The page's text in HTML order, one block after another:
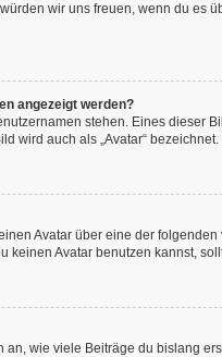
wir uns freuen, wenn du es
angezeigt werden?
stehen. Eines dieser
wird auch als „Avatar“
Avatar über eine der
keinen Avatar benutzen kannst,
wie viele Beiträge du bislang